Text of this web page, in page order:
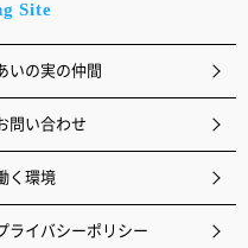
いの実の仲間
問い合わせ
く環境
ライバシーポリシー